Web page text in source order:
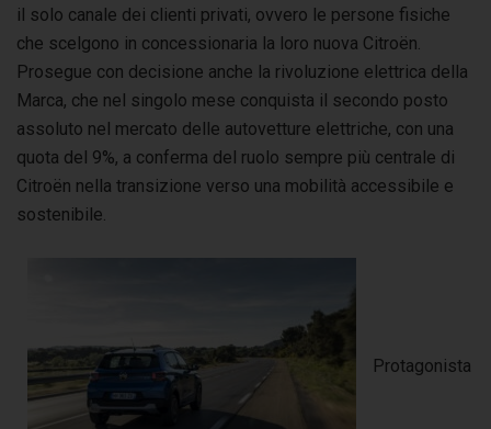
il solo canale dei clienti privati, ovvero le persone fisiche
che scelgono in concessionaria la loro nuova Citroën.
Prosegue con decisione anche la rivoluzione elettrica della
Marca, che nel singolo mese conquista il secondo posto
assoluto nel mercato delle autovetture elettriche, con una
quota del 9%, a conferma del ruolo sempre più centrale di
Citroën nella transizione verso una mobilità accessibile e
sostenibile.
Protagonista